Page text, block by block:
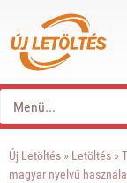
Új Letöltés » Letöltés »
magyar nyelvű